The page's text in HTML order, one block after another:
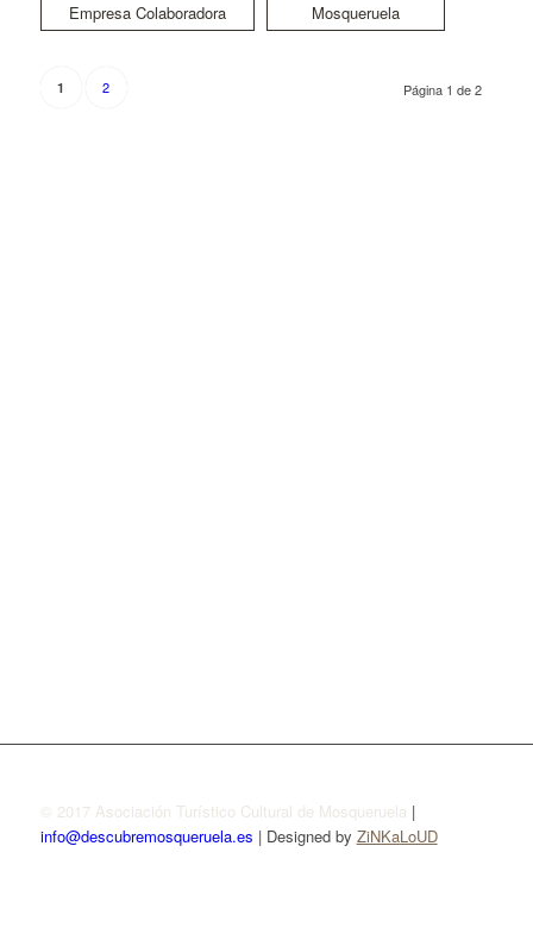
Empresa Colaboradora
Mosqueruela
Página 1 de 2
1 2
© 2017 Asociación Turístico Cultural de Mosqueruela|
info@descubremosqueruela.es | Designed by ZiNKaLoUD